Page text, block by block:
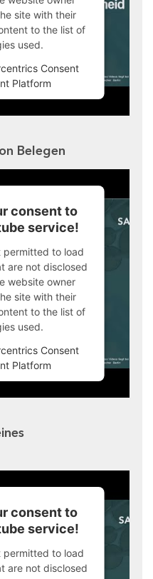
site with their
to the list of
used.
Consent
Platform
Belegen
consent to
service!
permitted to load
are not disclosed
website owner
site with their
to the list of
used.
Consent
Platform
consent to
service!
permitted to load
are not disclosed